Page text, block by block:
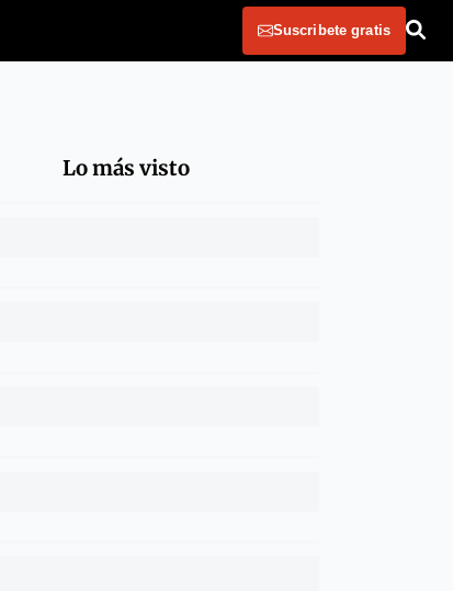
Suscribete gratis
Lo más visto